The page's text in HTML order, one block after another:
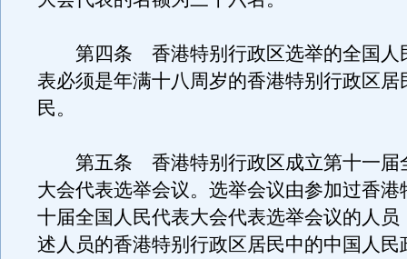
第四条 香港特别行政区选举的全国人
表必须是年满十八周岁的香港特别行政区居
民。
第五条 香港特别行政区成立第十一届
大会代表选举会议。选举会议由参加过香港
十届全国人民代表大会代表选举会议的人员
述人员的香港特别行政区居民中的中国人民